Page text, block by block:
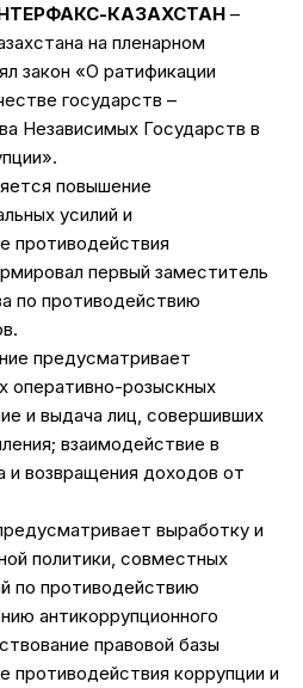
КАЗАХСТАН –
на пленарном
закон «О ратификации
государств –
Независимых Государств в
повышение
усилий и
противодействия
первый заместитель
по противодействию
предусматривает
оперативно-розыскных
и выдача лиц, совершивших
взаимодействие в
и возвращения доходов от
выработку и
политики, совместных
по противодействию
антикоррупционного
правовой базы
противодействия коррупции и